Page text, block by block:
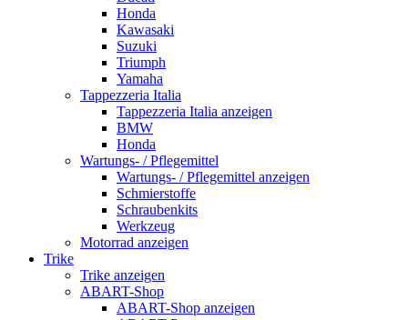
Honda
Kawasaki
Suzuki
Triumph
Yamaha
Tappezzeria Italia
Tappezzeria Italia anzeigen
BMW
Honda
Wartungs- / Pflegemittel
Wartungs- / Pflegemittel anzeigen
Schmierstoffe
Schraubenkits
Werkzeug
Motorrad anzeigen
Trike
Trike anzeigen
ABART-Shop
ABART-Shop anzeigen